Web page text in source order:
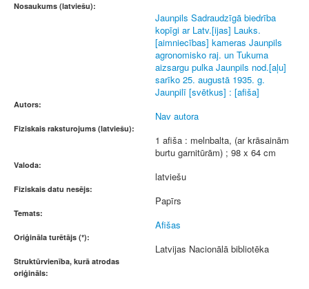
Nosaukums (latviešu):
Jaunpils Sadraudzīgā biedrība
kopīgi ar Latv.[ijas] Lauks.
[aimniecības] kameras Jaunpils
agronomisko raj. un Tukuma
aizsargu pulka Jaunpils nod.[aļu]
sarīko 25. augustā 1935. g.
Jaunpilī [svētkus] : [afiša]
Autors:
Nav autora
Fiziskais raksturojums (latviešu):
1 afiša : melnbalta, (ar krāsainām
burtu garnitūrām) ; 98 x 64 cm
Valoda:
latviešu
Fiziskais datu nesējs:
Papīrs
Temats:
Afišas
Oriģināla turētājs (*):
Latvijas Nacionālā bibliotēka
Struktūrvienība, kurā atrodas
oriģināls: